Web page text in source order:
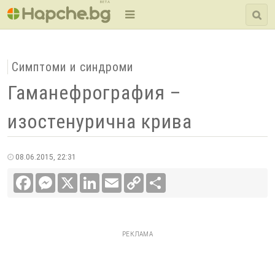
BETA
Симптоми и синдроми
Гаманефрография –
изостенурична крива
08.06.2015, 22:31
FacebookMessenger LinkedInEmail
Copy
Link
РЕКЛАМА